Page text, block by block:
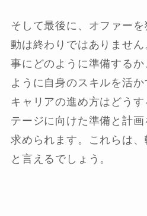
そして最後に、オファー
動は終わりではありませ
事にどのように準備する
ように自身のスキルを活
キャリアの進め方はどう
テージに向けた準備と計
求められます。これらは
と言えるでしょう。